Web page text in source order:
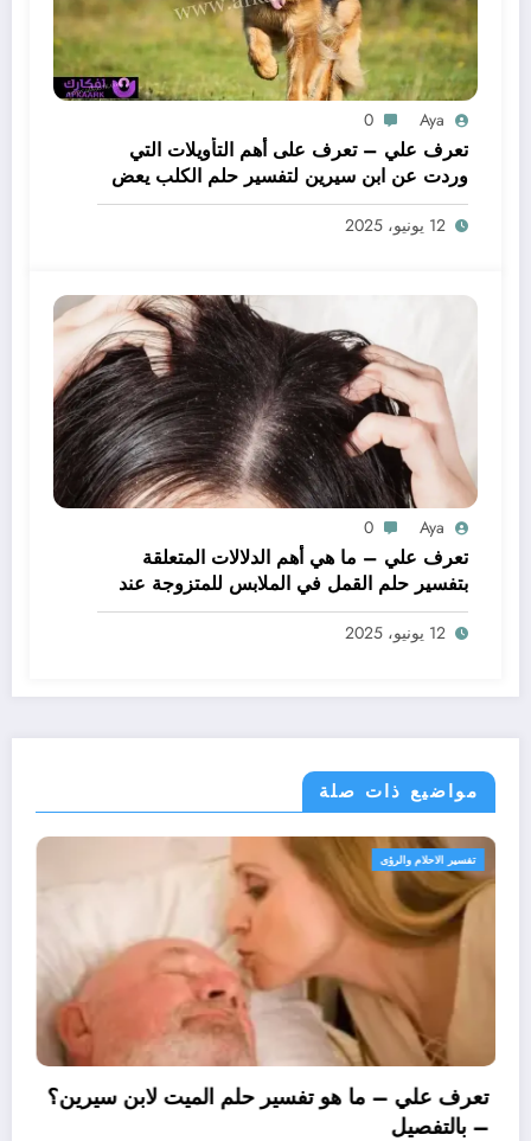
Aya
0
تعرف علي – تعرف على أهم التأويلات التي
وردت عن ابن سيرين لتفسير حلم الكلب يعض
يدي – بالتفصيل
12 يونيو، 2025
Aya
0
تعرف علي – ما هي أهم الدلالات المتعلقة
بتفسير حلم القمل في الملابس للمتزوجة عند
ابن سيرين؟ – بالتفصيل
12 يونيو، 2025
مواضيع ذات صلة
تعرف علي – ما هو